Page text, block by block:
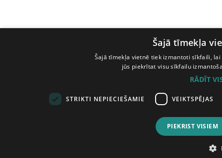
Šajā tīmekļa
Šajā tīmekļa vietnē tiek izmantoti sīkfaili,
jūs piekrītat visu sīkfailu
RĀDĪT
STRIKTI NEPIECIEŠAMIE VEIKTSPĒJAS
PIEKRIST VISIEM